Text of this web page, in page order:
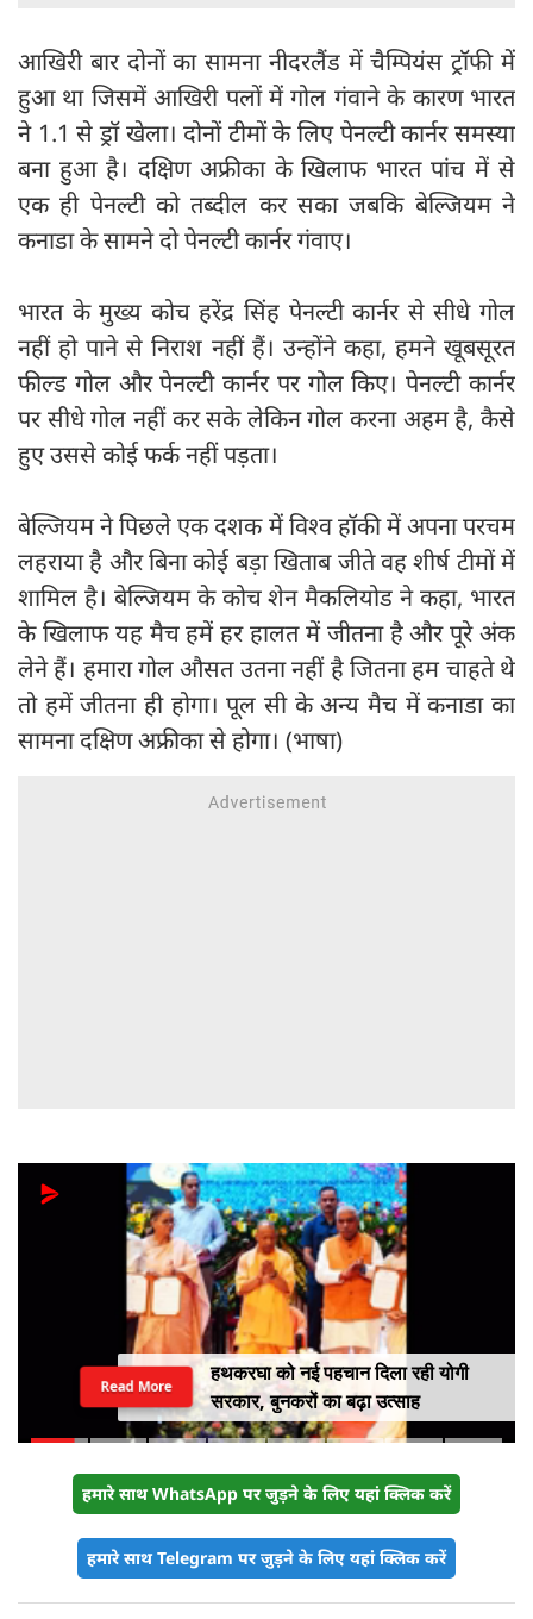
आखिरी बार दोनों का सामना नीदरलैंड में चैम्पियंस ट्रॉफी में
हुआ था जिसमें आखिरी पलों में गोल गंवाने के कारण भारत
ने 1.1 से ड्रॉ खेला। दोनों टीमों के लिए पेनल्टी कार्नर समस्या
बना हुआ है। दक्षिण अफ्रीका के खिलाफ भारत पांच में से
एक ही पेनल्टी को तब्दील कर सका जबकि बेल्जियम ने
कनाडा के सामने दो पेनल्टी कार्नर गंवाए।
भारत के मुख्य कोच हरेंद्र सिंह पेनल्टी कार्नर से सीधे गोल
नहीं हो पाने से निराश नहीं हैं। उन्होंने कहा, हमने खूबसूरत
फील्ड गोल और पेनल्टी कार्नर पर गोल किए। पेनल्टी कार्नर
पर सीधे गोल नहीं कर सके लेकिन गोल करना अहम है, कैसे
हुए उससे कोई फर्क नहीं पड़ता।
बेल्जियम ने पिछले एक दशक में विश्व हॉकी में अपना परचम
लहराया है और बिना कोई बड़ा खिताब जीते वह शीर्ष टीमों में
शामिल है। बेल्जियम के कोच शेन मैकलियोड ने कहा, भारत
के खिलाफ यह मैच हमें हर हालत में जीतना है और पूरे अंक
लेने हैं। हमारा गोल औसत उतना नहीं है जितना हम चाहते थे
तो हमें जीतना ही होगा। पूल सी के अन्य मैच में कनाडा का
सामना दक्षिण अफ्रीका से होगा। (भाषा)
हथकरघा को नई पहचान दिला रही योगी
सरकार, बुनकरों का बढ़ा उत्साह
Read More
हमारे साथ WhatsApp पर जुड़ने के लिए यहां क्लिक करें
हमारे साथ Telegram पर जुड़ने के लिए यहां क्लिक करें